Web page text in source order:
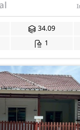
พร้อมโปรโมชั่นฟ
จำนอง JS-402
34.09
1